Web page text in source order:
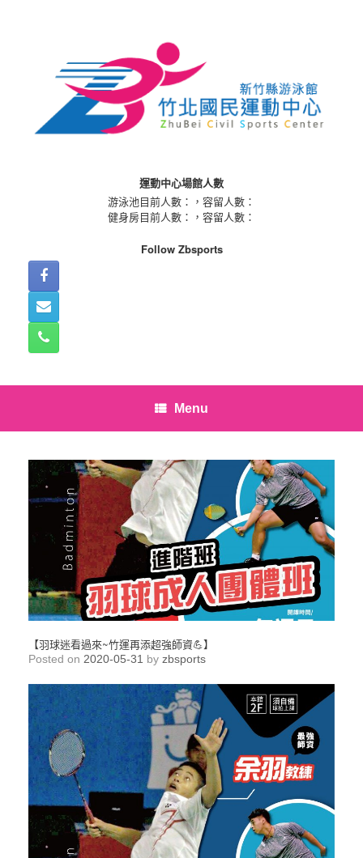
運動中心場館人數
游泳池目前人數：
，容留人數：
健身房目前人數：
，容留人數：
Follow Zbsports
Menu
【羽球迷看過來~竹運再添超強師資💪】
Posted on 2020-05-31 by zbsports